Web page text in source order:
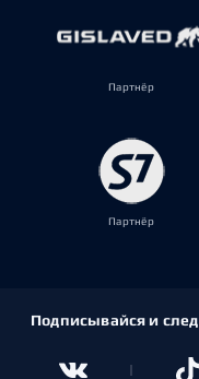
Партнёр
Партнёр
Подписывайся и